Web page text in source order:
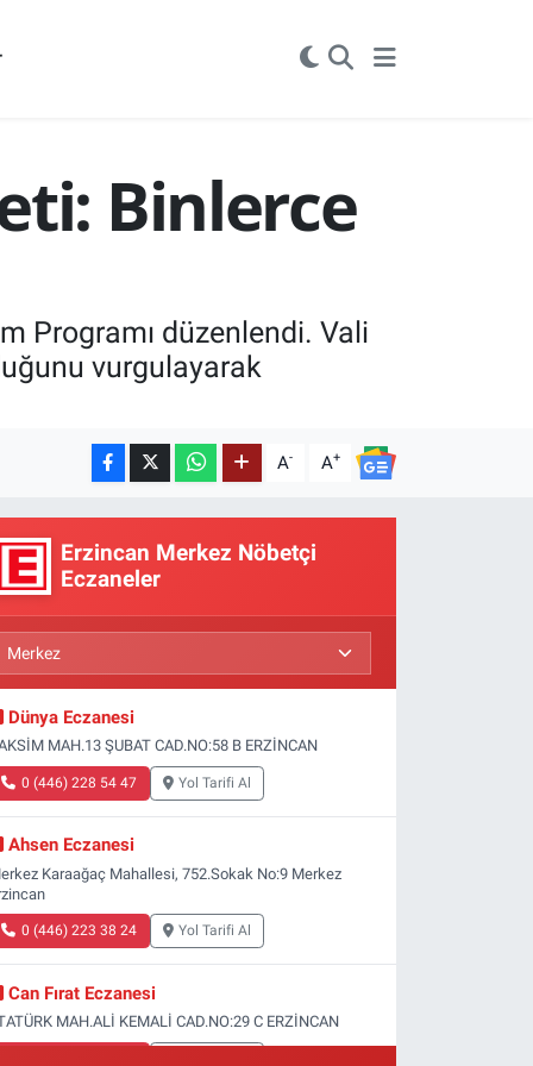
Binlerce
Programı düzenlendi. Vali
vurgulayarak
A- A+
Erzincan Merkez Nöbetçi
Eczaneler
Dünya Eczanesi
MAH.13 ŞUBAT CAD.NO:58 B ERZİNCAN
0 (446) 228 54 47 Yol Tarifi Al
Ahsen Eczanesi
Karaağaç Mahallesi, 752.Sokak No:9 Merkez
0 (446) 223 38 24 Yol Tarifi Al
Can Fırat Eczanesi
MAH.ALİ KEMALİ CAD.NO:29 C ERZİNCAN